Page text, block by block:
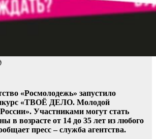
«Росмолодежь» запустило
«ТВОЁ ДЕЛО. Молодой
Участниками могут стать
в возрасте от 14 до 35 лет из любого
пресс – служба агентства.